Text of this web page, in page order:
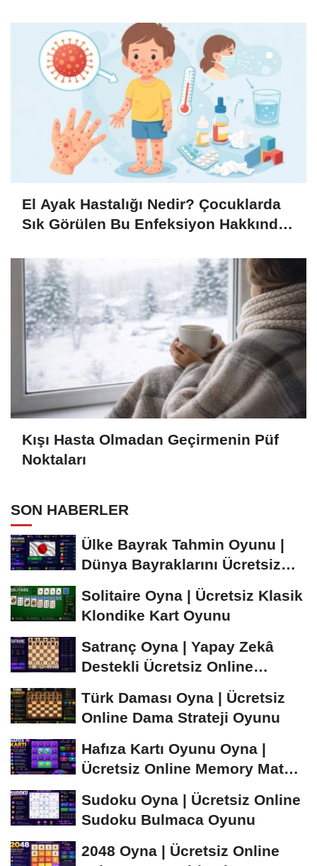
El Ayak Hastalığı Nedir? Çocuklarda
Sık Görülen Bu Enfeksiyon Hakkında
Kışı Hasta Olmadan Geçirmenin Püf
Noktaları
SON HABERLER
Ülke Bayrak Tahmin Oyunu |
Dünya Bayraklarını Ücretsiz
Solitaire Oyna | Ücretsiz Klasik
Klondike Kart Oyunu
Satranç Oyna | Yapay Zekâ
Destekli Ücretsiz Online
Türk Daması Oyna | Ücretsiz
Online Dama Strateji Oyunu
Hafıza Kartı Oyunu Oyna |
Ücretsiz Online Memory Match
Sudoku Oyna | Ücretsiz Online
Sudoku Bulmaca Oyunu
2048 Oyna | Ücretsiz Online